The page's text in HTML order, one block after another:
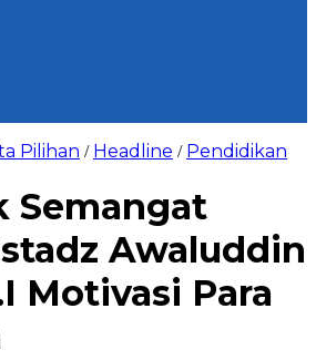
Pilihan / Headline / Pendidikan
Semangat
Awaluddin
Motivasi Para